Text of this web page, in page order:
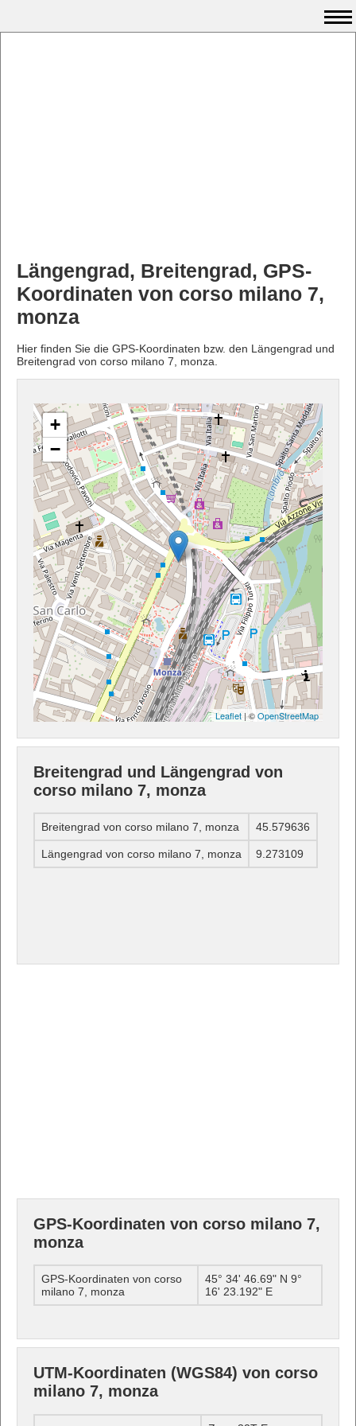
Längengrad, Breitengrad, GPS-
Koordinaten von corso milano 7,
monza
Hier finden Sie die GPS-Koordinaten bzw. den Längengrad und
Breitengrad von corso milano 7, monza.
+
−
Leaflet| ©OpenStreetMap
Breitengrad und Längengrad von
corso milano 7, monza
Breitengrad von corso milano 7, monza 45.579636
Längengrad von corso milano 7, monza 9.273109
GPS-Koordinaten von corso milano 7,
monza
GPS-Koordinaten von corso
milano 7, monza
45° 34' 46.69" N 9°
16' 23.192" E
UTM-Koordinaten (WGS84) von corso
milano 7, monza